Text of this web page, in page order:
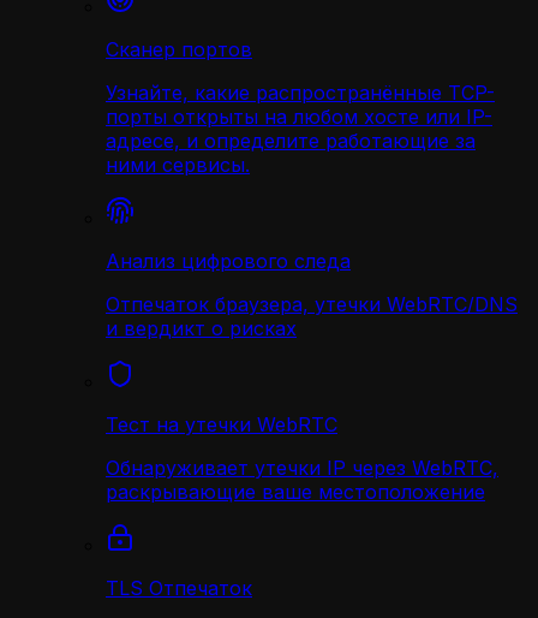
Сканер портов
Узнайте, какие распространённые TCP-
порты открыты на любом хосте или IP-
адресе, и определите работающие за
ними сервисы.
Анализ цифрового следа
Отпечаток браузера, утечки WebRTC/DNS
и вердикт о рисках
Тест на утечки WebRTC
Обнаруживает утечки IP через WebRTC,
раскрывающие ваше местоположение
TLS Отпечаток